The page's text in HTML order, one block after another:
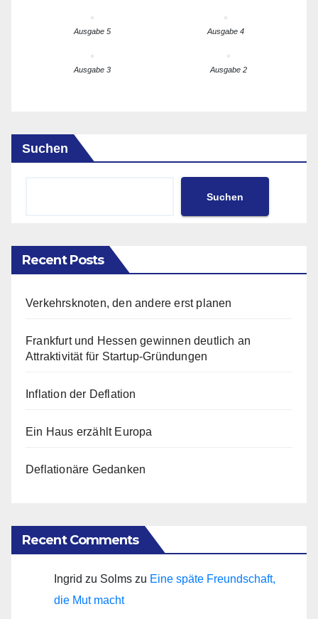
Ausgabe 5 Ausgabe 4
Ausgabe 3 Ausgabe 2
Suchen
Suchen
Recent Posts
Verkehrsknoten, den andere erst planen
Frankfurt und Hessen gewinnen deutlich an
Attraktivität für Startup-Gründungen
Inflation der Deflation
Ein Haus erzählt Europa
Deflationäre Gedanken
Recent Comments
Ingrid zu Solms zu Eine späte Freundschaft,
die Mut macht